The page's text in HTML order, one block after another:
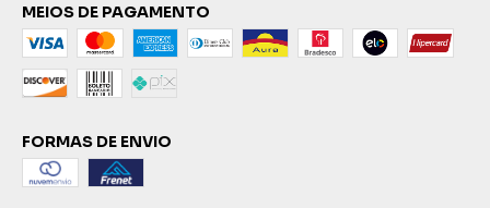
MEIOS DE PAGAMENTO
FORMAS DE ENVIO